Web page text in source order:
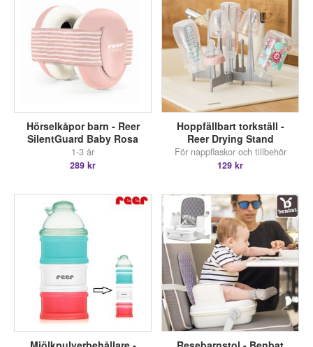
Hörselkåpor barn - Reer
SilentGuard Baby Rosa
1-3 år
289 kr
Hoppfällbart torkställ -
Reer Drying Stand
För nappflaskor och tillbehör
129 kr